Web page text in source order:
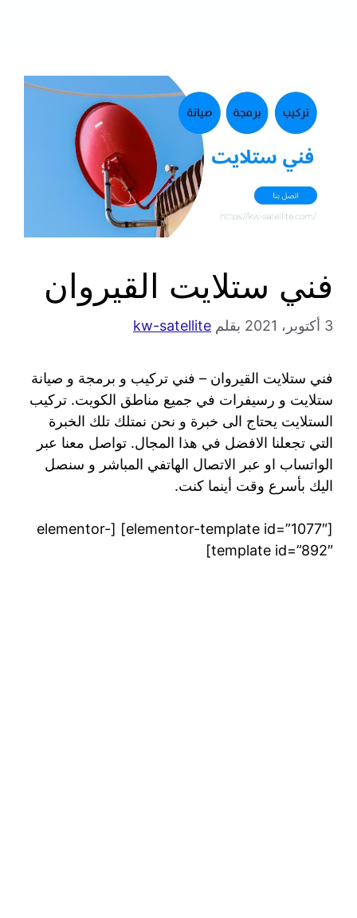
فني ستلايت القيروان
3 أكتوبر، 2021 بقلم kw-satellite
فني ستلايت القيروان – فني تركيب و برمجة و صيانة
ستلايت و رسيفرات في جميع مناطق الكويت. تركيب
الستلايت يحتاج الى خبرة و نحن نمتلك تلك الخبرة
التي تجعلنا الافضل في هذا المجال. تواصل معنا عبر
الواتساب او عبر الاتصال الهاتفي المباشر و سنصل
اليك بأسرع وقت أينما كنت.
[elementor-template id=”1077″] [elementor-
template id=”892″]